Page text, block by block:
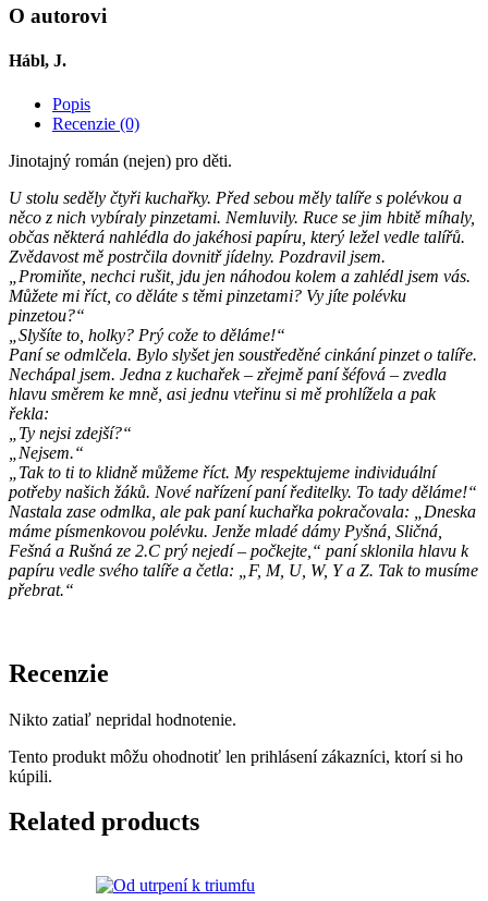
O autorovi
Hábl, J.
Popis
Recenzie (0)
Jinotajný román (nejen) pro děti.
U stolu seděly čtyři kuchařky. Před sebou měly talíře s polévkou a
něco z nich vybíraly pinzetami. Nemluvily. Ruce se jim hbitě míhaly,
občas některá nahlédla do jakéhosi papíru, který ležel vedle talířů.
Zvědavost mě postrčila dovnitř jídelny. Pozdravil jsem.
„Promiňte, nechci rušit, jdu jen náhodou kolem a zahlédl jsem vás.
Můžete mi říct, co děláte s těmi pinzetami? Vy jíte polévku
pinzetou?“
„Slyšíte to, holky? Prý cože to děláme!“
Paní se odmlčela. Bylo slyšet jen soustředěné cinkání pinzet o talíře.
Nechápal jsem. Jedna z kuchařek – zřejmě paní šéfová – zvedla
hlavu směrem ke mně, asi jednu vteřinu si mě prohlížela a pak
řekla:
„Ty nejsi zdejší?“
„Nejsem.“
„Tak to ti to klidně můžeme říct. My respektujeme individuální
potřeby našich žáků. Nové nařízení paní ředitelky. To tady děláme!“
Nastala zase odmlka, ale pak paní kuchařka pokračovala: „Dneska
máme písmenkovou polévku. Jenže mladé dámy Pyšná, Sličná,
Fešná a Rušná ze 2.C prý nejedí – počkejte,“ paní sklonila hlavu k
papíru vedle svého talíře a četla: „F, M, U, W, Y a Z. Tak to musíme
přebrat.“
Recenzie
Nikto zatiaľ nepridal hodnotenie.
Tento produkt môžu ohodnotiť len prihlásení zákazníci, ktorí si ho
kúpili.
Related products